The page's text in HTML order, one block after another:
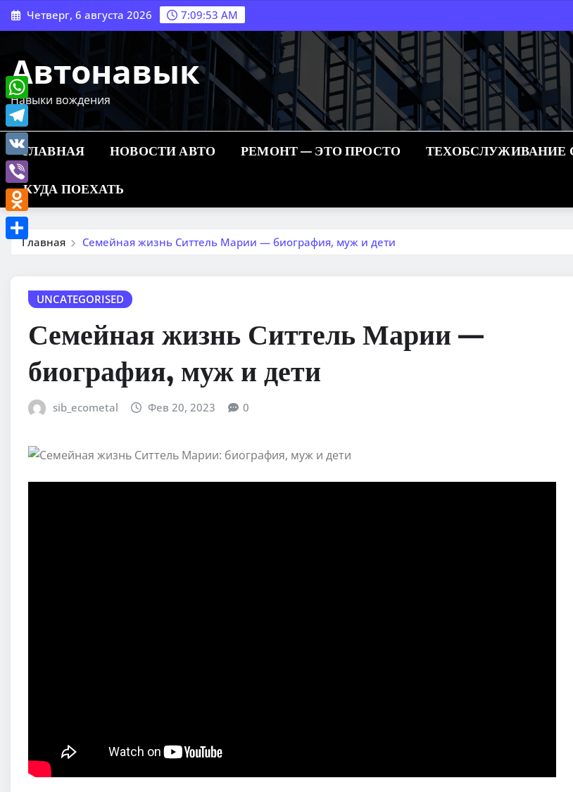
Перейти
к
Четверг, 6 августа 2026 7:09:54 AM
Автонавык
Навыки вождения
ГЛАВНАЯ НОВОСТИ АВТО РЕМОНТ — ЭТО ПРОСТО ТЕХОБСЛУЖИВАНИЕ
КУДА ПОЕХАТЬ
Главная Семейная жизнь Ситтель Марии — биография, муж и дети
UNCATEGORISED
Семейная жизнь Ситтель Марии —
биография, муж и дети
sib_ecometal Фев 20, 2023 0
WhatsApp
Telegram
VK
Viber
Odnoklassniki
Отправить